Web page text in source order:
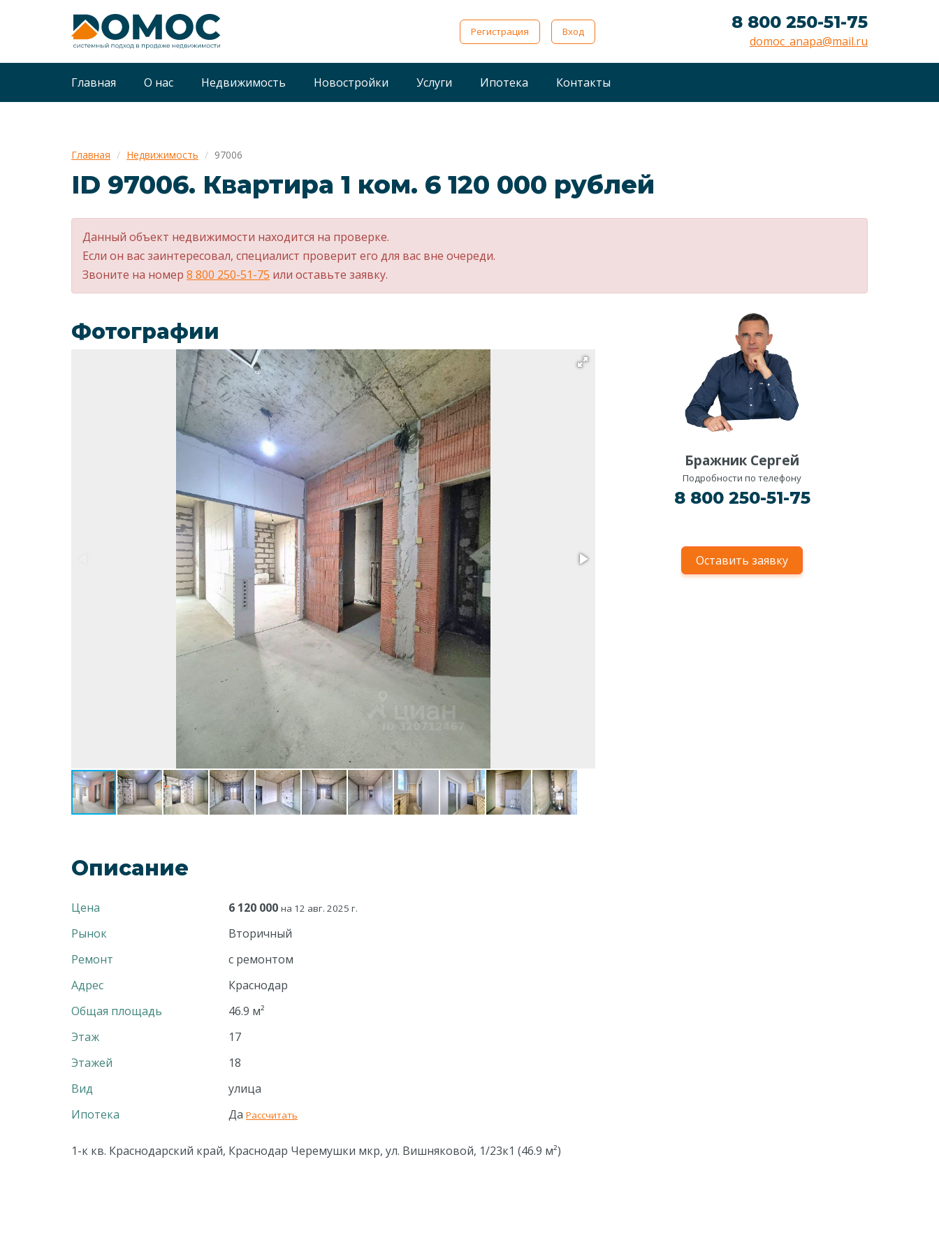
Регистрация Вход 8 800 250-51-75
domoc_anapa@mail.ru
Главная О нас Недвижимость Новостройки Услуги Ипотека Контакты
Главная Недвижимость 97006
ID 97006. Квартира 1 ком. 6 120 000 рублей
Данный объект недвижимости находится на проверке.
Если он вас заинтересовал, специалист проверит его для вас вне очереди.
Звоните на номер 8 800 250-51-75 или оставьте заявку.
Фотографии
Описание
Цена 6 120 000 на 12 авг. 2025 г.
Рынок
Вторичный
Ремонт
с ремонтом
Адрес
Краснодар
Общая площадь
46.9 м²
Этаж
17
Этажей
18
Вид
улица
Ипотека
Да Рассчитать
1-к кв. Краснодарский край, Краснодар Черемушки мкр, ул. Вишняковой, 1/23к1 (46.9 м²)
Бражник Сергей
Подробности по телефону
8 800 250-51-75
Оставить заявку